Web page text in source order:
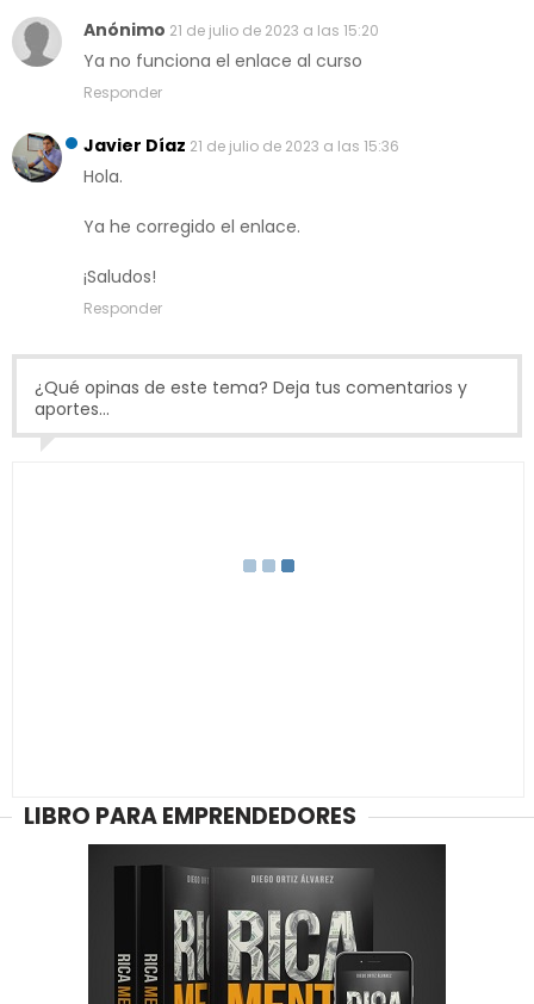
Anónimo 21 de julio de 2023 a las 15:20
Ya no funciona el enlace al curso
Responder
Javier Díaz 21 de julio de 2023 a las 15:36
Hola.
Ya he corregido el enlace.
¡Saludos!
Responder
¿Qué opinas de este tema? Deja tus comentarios y
aportes...
LIBRO PARA EMPRENDEDORES